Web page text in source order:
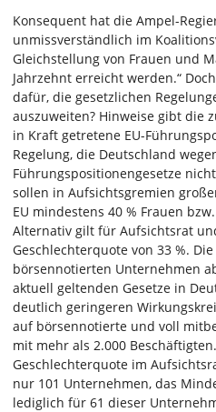
Konsequent hat die Ampel-
unmissverständlich im
Gleichstellung von Frauen und
Jahrzehnt erreicht werden.“
dafür, die gesetzlichen
auszuweiten? Hinweise gibt die
in Kraft getretene EU-
Regelung, die Deutschland
Führungspositionengesetze
sollen in Aufsichtsgremien
EU mindestens 40 % Frauen
Alternativ gilt für Aufsichtsrat
Geschlechterquote von 33 %.
börsennotierten Unternehmen
aktuell geltenden Gesetze in
deutlich geringeren
auf börsennotierte und voll
mit mehr als 2.000
Geschlechterquote im
nur 101 Unternehmen, das
lediglich für 61 dieser